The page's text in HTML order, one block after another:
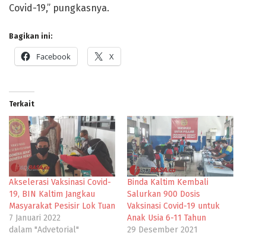
Covid-19,” pungkasnya.
Bagikan ini:
Facebook X
Terkait
Akselerasi Vaksinasi Covid-
19, BIN Kaltim Jangkau
Masyarakat Pesisir Lok Tuan
7 Januari 2022
dalam "Advetorial"
Binda Kaltim Kembali
Salurkan 900 Dosis
Vaksinasi Covid-19 untuk
Anak Usia 6-11 Tahun
29 Desember 2021